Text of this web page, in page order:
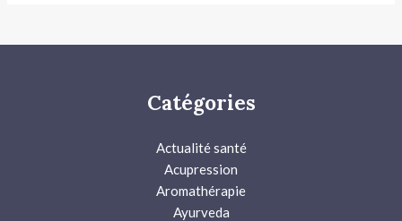
Catégories
Actualité santé
Acupression
Aromathérapie
Ayurveda